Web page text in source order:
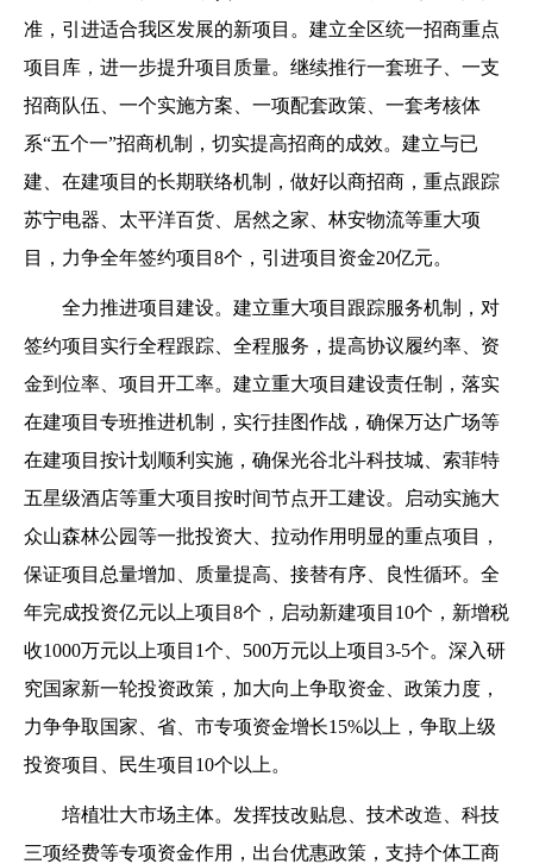
准，引进适合我区发展的新项目。建立全区统一招商重点
项目库，进一步提升项目质量。继续推行一套班子、一支
招商队伍、一个实施方案、一项配套政策、一套考核体
系“五个一”招商机制，切实提高招商的成效。建立与已
建、在建项目的长期联络机制，做好以商招商，重点跟踪
苏宁电器、太平洋百货、居然之家、林安物流等重大项
目，力争全年签约项目8个，引进项目资金20亿元。
全力推进项目建设。建立重大项目跟踪服务机制，对
签约项目实行全程跟踪、全程服务，提高协议履约率、资
金到位率、项目开工率。建立重大项目建设责任制，落实
在建项目专班推进机制，实行挂图作战，确保万达广场等
在建项目按计划顺利实施，确保光谷北斗科技城、索菲特
五星级酒店等重大项目按时间节点开工建设。启动实施大
众山森林公园等一批投资大、拉动作用明显的重点项目，
保证项目总量增加、质量提高、接替有序、良性循环。全
年完成投资亿元以上项目8个，启动新建项目10个，新增税
收1000万元以上项目1个、500万元以上项目3-5个。深入研
究国家新一轮投资政策，加大向上争取资金、政策力度，
力争争取国家、省、市专项资金增长15%以上，争取上级
投资项目、民生项目10个以上。
培植壮大市场主体。发挥技改贴息、技术改造、科技
三项经费等专项资金作用，出台优惠政策，支持个体工商